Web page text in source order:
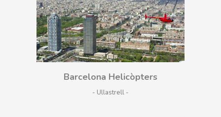
Barcelona Helicòpters
- Ullastrell